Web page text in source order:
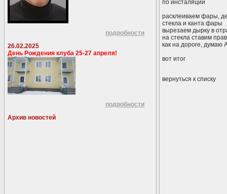
подробности
26.02.2025
День Рождения клуба 25-27 апреля!
подробности
Архив новостей
по инсталяции
расклеиваем фары,
стекла и канта фары
вырезаем дырку в
на стекла ставим
как на дороге,
вот итог
вернуться к списку